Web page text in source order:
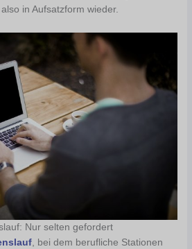
in Aufsatzform wieder.
Nur selten gefordert
, bei dem berufliche Stationen